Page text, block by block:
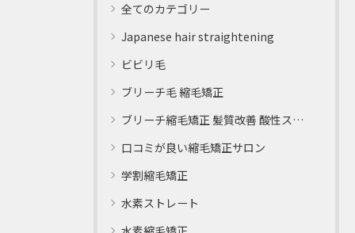
全てのカテゴリー
Japanese hair straightening
ビビリ毛
ブリーチ毛 縮毛矯正
ブリーチ縮毛矯正 髪質改善 酸性ストレート
口コミが良い縮毛矯正サロン
学割縮毛矯正
水素ストレート